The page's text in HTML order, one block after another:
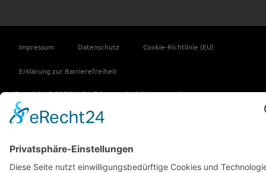
Impressum Datenschutz Cookie-Richtlinie (EU)
Erklärung zur Barrierefreiheit
Copyright © 2026 M-S-L Fahrzeugeinrichtungen e.K.
Vertrag widerrufen